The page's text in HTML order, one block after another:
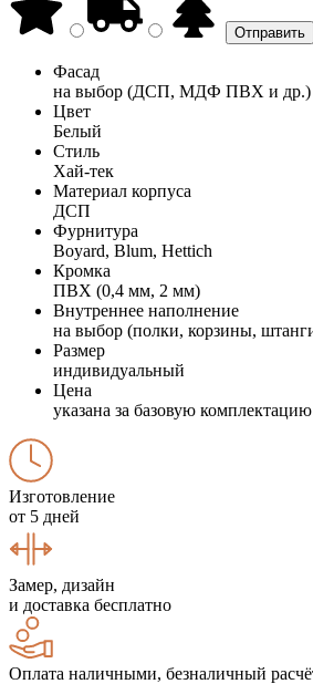
Фасад
на выбор (ДСП, МДФ ПВХ и др.)
Цвет
Белый
Стиль
Хай-тек
Материал корпуса
ДСП
Фурнитура
Boyard, Blum, Hettich
Кромка
ПВХ (0,4 мм, 2 мм)
Внутреннее наполнение
на выбор (полки, корзины,
Размер
индивидуальный
Цена
указана за базовую комплектацию
Изготовление
от 5 дней
Замер, дизайн
и доставка бесплатно
Оплата наличными, безналичный